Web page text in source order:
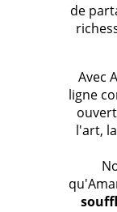
de
Avec
ligne
l'art,